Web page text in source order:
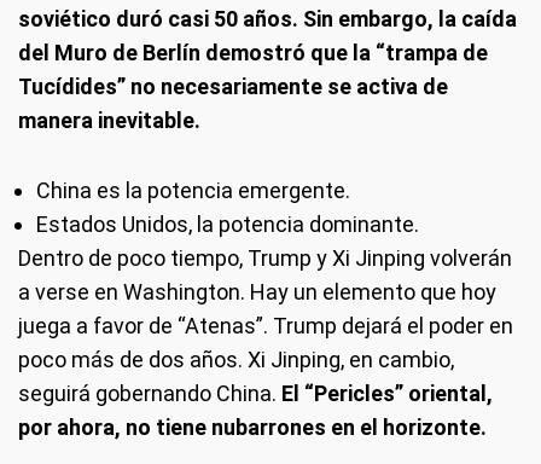
soviético duró casi 50 años. Sin embargo, la caída
del Muro de Berlín demostró que la “trampa de
Tucídides” no necesariamente se activa de
manera inevitable.
China es la potencia emergente.
Estados Unidos, la potencia dominante.
Dentro de poco tiempo, Trump y Xi Jinping volverán
a verse en Washington. Hay un elemento que hoy
juega a favor de “Atenas”. Trump dejará el poder en
poco más de dos años. Xi Jinping, en cambio,
seguirá gobernando China. El “Pericles” oriental,
por ahora, no tiene nubarrones en el horizonte.